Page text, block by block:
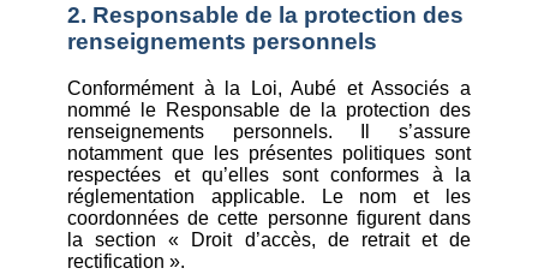
2. Responsable de la protection des
renseignements personnels
Conformément à la Loi, Aubé et Associés a
nommé le Responsable de la protection des
renseignements personnels. Il s’assure
notamment que les présentes politiques sont
respectées et qu’elles sont conformes à la
réglementation applicable. Le nom et les
coordonnées de cette personne figurent dans
la section « Droit d’accès, de retrait et de
rectification ».